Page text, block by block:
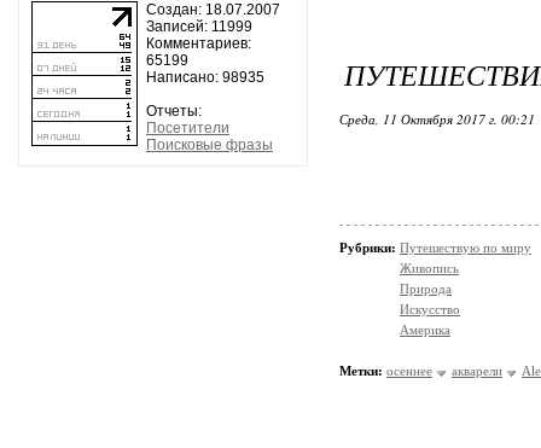
Создан: 18.07.2007
Записей: 11999
Комментариев:
65199
Написано: 98935
Отчеты:
Посетители
Поисковые фразы
Среда, 11 Октября 2017 г. 00:21
Рубрики: Путешествую по миру
Живопись
Природа
Искусство
Америка
Метки: осеннее акварели